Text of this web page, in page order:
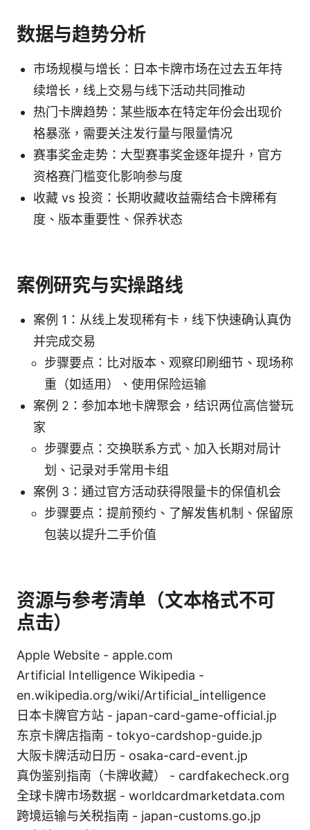
数据与趋势分析
市场规模与增长：日本卡牌市场在过去五年持
续增长，线上交易与线下活动共同推动
热门卡牌趋势：某些版本在特定年份会出现价
格暴涨，需要关注发行量与限量情况
赛事奖金走势：大型赛事奖金逐年提升，官方
资格赛门槛变化影响参与度
收藏 vs 投资：长期收藏收益需结合卡牌稀有
度、版本重要性、保养状态
案例研究与实操路线
案例 1：从线上发现稀有卡，线下快速确认真伪
并完成交易
步骤要点：比对版本、观察印刷细节、现场称
重（如适用）、使用保险运输
案例 2：参加本地卡牌聚会，结识两位高信誉玩
家
步骤要点：交换联系方式、加入长期对局计
划、记录对手常用卡组
案例 3：通过官方活动获得限量卡的保值机会
步骤要点：提前预约、了解发售机制、保留原
包装以提升二手价值
资源与参考清单（文本格式不可
点击）
Apple Website - apple.com
Artificial Intelligence Wikipedia -
en.wikipedia.org/wiki/Artificial_intelligence
日本卡牌官方站 - japan-card-game-official.jp
东京卡牌店指南 - tokyo-cardshop-guide.jp
大阪卡牌活动日历 - osaka-card-event.jp
真伪鉴别指南（卡牌收藏） - cardfakecheck.org
全球卡牌市场数据 - worldcardmarketdata.com
跨境运输与关税指南 - japan-customs.go.jp